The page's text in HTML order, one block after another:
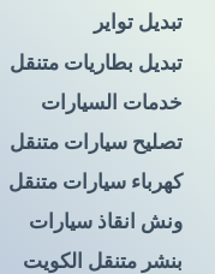
تبديل تواير
تبديل بطاريات متنقل
خدمات السيارات
تصليح سيارات متنقل
كهرباء سيارات متنقل
ونش انقاذ سيارات
بنشر متنقل الكويت